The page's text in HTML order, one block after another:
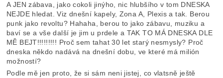
A JEN zábava, jako cokoli jinýho, nic hlubšího v tom DNESKA
NEJDE hledat. Viz dnešní kapely, Zona A, Plexis a tak. Berou
punk jako revoltu? Hahaha, berou to jako zábavu, muziku a
baví se a vše další je jim u prdele a TAK TO MÁ DNESKA DLE
MĚ BEJT!!!!!!!!! Proč sem tahat 30 let starý nesmysly? Proč
dneska někdo nadává na dnešní dobu, ve které má milión
možností?
Podle mě jen proto, že si sám neni jistej, co vlatsně ještě